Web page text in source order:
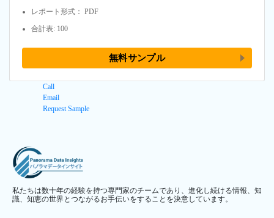
レポート形式： PDF
合計表: 100
無料サンプル
Call
Email
Request Sample
私たちは数十年の経験を持つ専門家のチームであり、進化し続ける情報、知
識、知恵の世界とつながるお手伝いをすることを決意しています。